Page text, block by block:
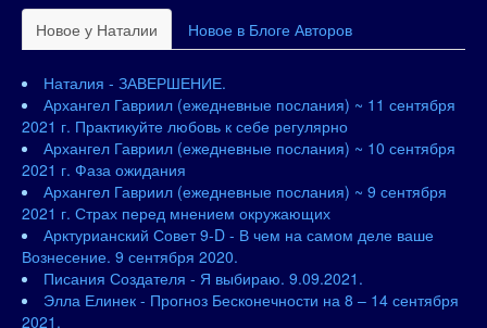
Новое у Наталии Новое в Блоге Авторов
Наталия - ЗАВЕРШЕНИЕ.
Архангел Гавриил (ежедневные послания) ~ 11 сентября
2021 г. Практикуйте любовь к себе регулярно
Архангел Гавриил (ежедневные послания) ~ 10 сентября
2021 г. Фаза ожидания
Архангел Гавриил (ежедневные послания) ~ 9 сентября
2021 г. Страх перед мнением окружающих
Арктурианский Совет 9-D - В чем на самом деле ваше
Вознесение. 9 сентября 2020.
Писания Создателя - Я выбираю. 9.09.2021.
Элла Елинек - Прогноз Бесконечности на 8 – 14 сентября
2021.